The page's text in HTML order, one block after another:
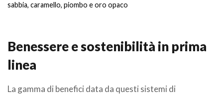
sabbia, caramello, piombo e oro opaco
Benessere e sostenibilità in prima
linea
La gamma di benefici data da questi sistemi di